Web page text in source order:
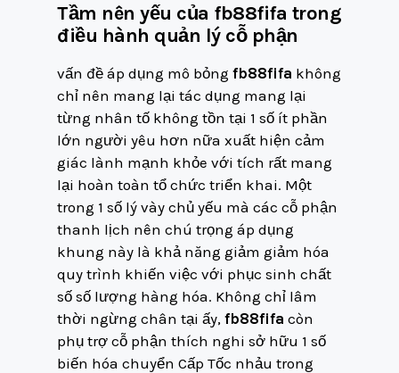
Tầm nên yếu của fb88fifa trong
điều hành quản lý cỗ phận
vấn đề áp dụng mô bỏng fb88fifa không
chỉ nên mang lại tác dụng mang lại
từng nhân tố không tồn tại 1 số ít phần
lớn người yêu hơn nữa xuất hiện cảm
giác lành mạnh khỏe với tích rất mang
lại hoàn toàn tổ chức triển khai. Một
trong 1 số lý vày chủ yếu mà các cỗ phận
thanh lịch nên chú trọng áp dụng
khung này là khả năng giảm giảm hóa
quy trình khiến việc với phục sinh chất
số số lượng hàng hóa. Không chỉ lâm
thời ngừng chân tại ấy, fb88fifa còn
phụ trợ cỗ phận thích nghi sở hữu 1 số
biến hóa chuyển Cấp Tốc nhảu trong